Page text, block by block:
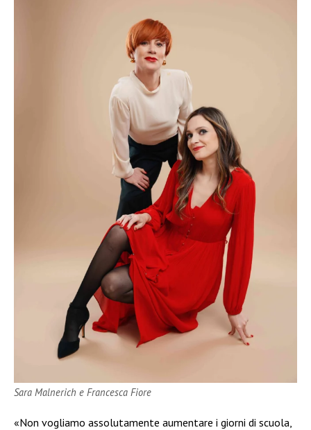
Sara Malnerich e Francesca Fiore
«Non vogliamo assolutamente aumentare i giorni di scuola,